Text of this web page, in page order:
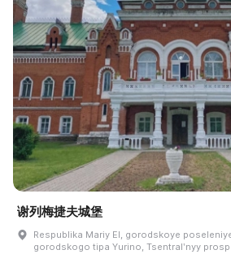
谢列梅捷夫城堡
Respublika Mariy El, gorodskoye
gorodskogo tipa Yurino, Tsentralʹnyy